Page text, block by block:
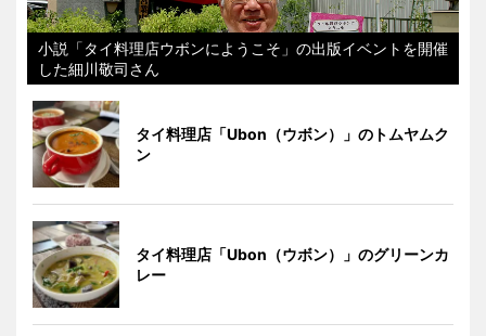
小説「タイ料理店ウボンにようこそ」の出版イベントを開催
した細川敬司さん
タイ料理店「Ubon（ウボン）」のトムヤムク
ン
タイ料理店「Ubon（ウボン）」のグリーンカ
レー